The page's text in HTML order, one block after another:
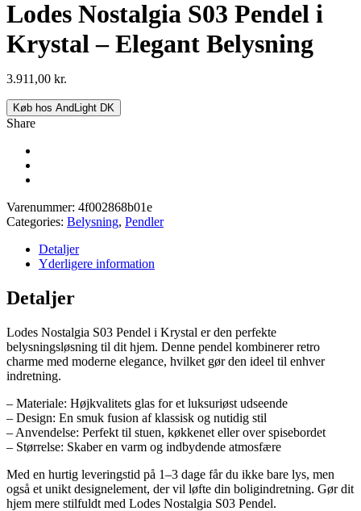
Lodes Nostalgia S03 Pendel i
Krystal – Elegant Belysning
3.911,00 kr.
Køb hos AndLight DK
Share
Varenummer: 4f002868b01e
Categories: Belysning, Pendler
Detaljer
Yderligere information
Detaljer
Lodes Nostalgia S03 Pendel i Krystal er den perfekte
belysningsløsning til dit hjem. Denne pendel kombinerer retro
charme med moderne elegance, hvilket gør den ideel til enhver
indretning.
– Materiale: Højkvalitets glas for et luksuriøst udseende
– Design: En smuk fusion af klassisk og nutidig stil
– Anvendelse: Perfekt til stuen, køkkenet eller over spisebordet
– Størrelse: Skaber en varm og indbydende atmosfære
Med en hurtig leveringstid på 1–3 dage får du ikke bare lys, men
også et unikt designelement, der vil løfte din boligindretning. Gør dit
hjem mere stilfuldt med Lodes Nostalgia S03 Pendel.